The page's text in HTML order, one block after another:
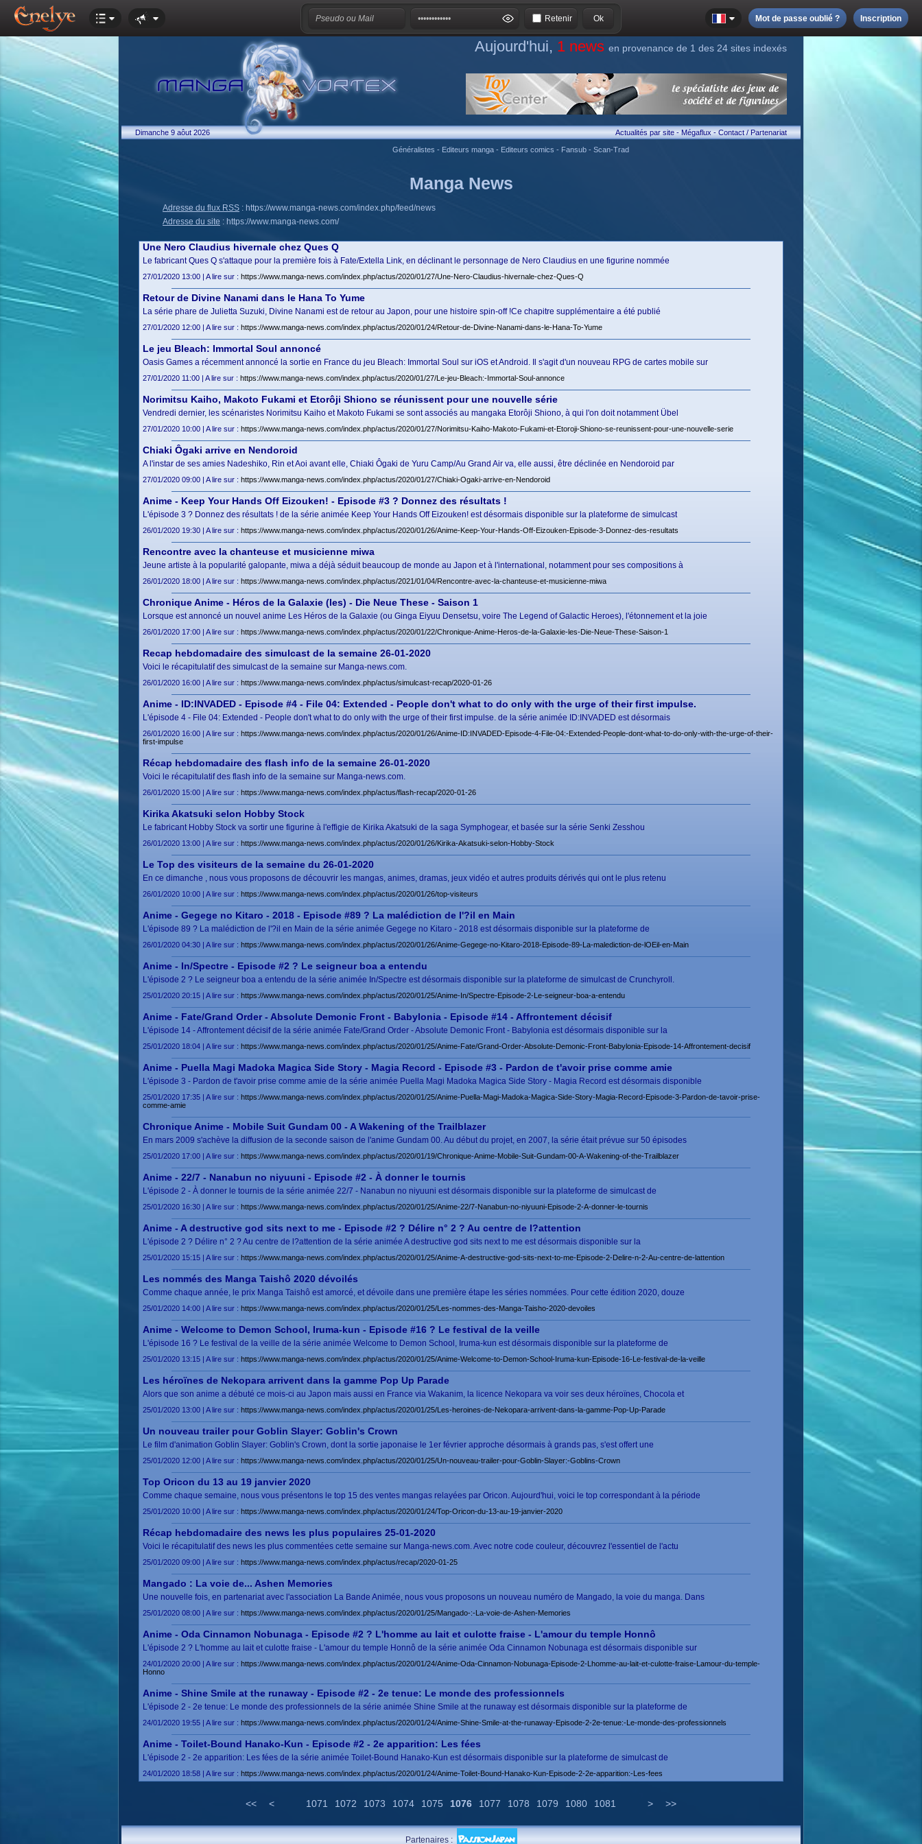
Retenir Mot de passe oublié ? Inscription
Aujourd'hui, 1 news en provenance de 1 des 24 sites indexés
Dimanche 9 aôut 2026 Actualités par site-Mégaflux-Contact / Partenariat
Généralistes - Editeurs manga - Editeurs comics - Fansub - Scan-Trad
Manga News
Adresse du flux RSS : https://www.manga-news.com/index.php/feed/news
Adresse du site : https://www.manga-news.com/
Une Nero Claudius hivernale chez Ques Q
Le fabricant Ques Q s'attaque pour la première fois à Fate/Extella Link, en déclinant le personnage de Nero Claudius en une figurine nommée
27/01/2020 13:00 | A lire sur : https://www.manga-news.com/index.php/actus/2020/01/27/Une-Nero-Claudius-hivernale-chez-Ques-Q
Retour de Divine Nanami dans le Hana To Yume
La série phare de Julietta Suzuki, Divine Nanami est de retour au Japon, pour une histoire spin-off !Ce chapitre supplémentaire a été publié
27/01/2020 12:00 | A lire sur : https://www.manga-news.com/index.php/actus/2020/01/24/Retour-de-Divine-Nanami-dans-le-Hana-To-Yume
Le jeu Bleach: Immortal Soul annoncé
Oasis Games a récemment annoncé la sortie en France du jeu Bleach: Immortal Soul sur iOS et Android. Il s'agit d'un nouveau RPG de cartes mobile sur
27/01/2020 11:00 | A lire sur : https://www.manga-news.com/index.php/actus/2020/01/27/Le-jeu-Bleach:-Immortal-Soul-annonce
Norimitsu Kaiho, Makoto Fukami et Etorôji Shiono se réunissent pour une nouvelle série
Vendredi dernier, les scénaristes Norimitsu Kaiho et Makoto Fukami se sont associés au mangaka Etorôji Shiono, à qui l'on doit notamment Übel
27/01/2020 10:00 | A lire sur : https://www.manga-news.com/index.php/actus/2020/01/27/Norimitsu-Kaiho-Makoto-Fukami-et-Etoroji-Shiono-se-reunissent-pour-une-nouvelle-serie
Chiaki Ôgaki arrive en Nendoroid
A l'instar de ses amies Nadeshiko, Rin et Aoi avant elle, Chiaki Ôgaki de Yuru Camp/Au Grand Air va, elle aussi, être déclinée en Nendoroid par
27/01/2020 09:00 | A lire sur : https://www.manga-news.com/index.php/actus/2020/01/27/Chiaki-Ogaki-arrive-en-Nendoroid
Anime - Keep Your Hands Off Eizouken! - Episode #3 ? Donnez des résultats !
L'épisode 3 ? Donnez des résultats ! de la série animée Keep Your Hands Off Eizouken! est désormais disponible sur la plateforme de simulcast
26/01/2020 19:30 | A lire sur : https://www.manga-news.com/index.php/actus/2020/01/26/Anime-Keep-Your-Hands-Off-Eizouken-Episode-3-Donnez-des-resultats
Rencontre avec la chanteuse et musicienne miwa
Jeune artiste à la popularité galopante, miwa a déjà séduit beaucoup de monde au Japon et à l'international, notamment pour ses compositions à
26/01/2020 18:00 | A lire sur : https://www.manga-news.com/index.php/actus/2021/01/04/Rencontre-avec-la-chanteuse-et-musicienne-miwa
Chronique Anime - Héros de la Galaxie (les) - Die Neue These - Saison 1
Lorsque est annoncé un nouvel anime Les Héros de la Galaxie (ou Ginga Eiyuu Densetsu, voire The Legend of Galactic Heroes), l'étonnement et la joie
26/01/2020 17:00 | A lire sur : https://www.manga-news.com/index.php/actus/2020/01/22/Chronique-Anime-Heros-de-la-Galaxie-les-Die-Neue-These-Saison-1
Recap hebdomadaire des simulcast de la semaine 26-01-2020
Voici le récapitulatif des simulcast de la semaine sur Manga-news.com.
26/01/2020 16:00 | A lire sur : https://www.manga-news.com/index.php/actus/simulcast-recap/2020-01-26
Anime - ID:INVADED - Episode #4 - File 04: Extended - People don't what to do only with the urge of their first impulse.
L'épisode 4 - File 04: Extended - People don't what to do only with the urge of their first impulse. de la série animée ID:INVADED est désormais
26/01/2020 16:00 | A lire sur : https://www.manga-news.com/index.php/actus/2020/01/26/Anime-ID:INVADED-Episode-4-File-04:-Extended-People-dont-what-to-do-only-with-the-urge-of-their-
first-impulse
Récap hebdomadaire des flash info de la semaine 26-01-2020
Voici le récapitulatif des flash info de la semaine sur Manga-news.com.
26/01/2020 15:00 | A lire sur : https://www.manga-news.com/index.php/actus/flash-recap/2020-01-26
Kirika Akatsuki selon Hobby Stock
Le fabricant Hobby Stock va sortir une figurine à l'effigie de Kirika Akatsuki de la saga Symphogear, et basée sur la série Senki Zesshou
26/01/2020 13:00 | A lire sur : https://www.manga-news.com/index.php/actus/2020/01/26/Kirika-Akatsuki-selon-Hobby-Stock
Le Top des visiteurs de la semaine du 26-01-2020
En ce dimanche , nous vous proposons de découvrir les mangas, animes, dramas, jeux vidéo et autres produits dérivés qui ont le plus retenu
26/01/2020 10:00 | A lire sur : https://www.manga-news.com/index.php/actus/2020/01/26/top-visiteurs
Anime - Gegege no Kitaro - 2018 - Episode #89 ? La malédiction de l'?il en Main
L'épisode 89 ? La malédiction de l'?il en Main de la série animée Gegege no Kitaro - 2018 est désormais disponible sur la plateforme de
26/01/2020 04:30 | A lire sur : https://www.manga-news.com/index.php/actus/2020/01/26/Anime-Gegege-no-Kitaro-2018-Episode-89-La-malediction-de-lOEil-en-Main
Anime - In/Spectre - Episode #2 ? Le seigneur boa a entendu
L'épisode 2 ? Le seigneur boa a entendu de la série animée In/Spectre est désormais disponible sur la plateforme de simulcast de Crunchyroll.
25/01/2020 20:15 | A lire sur : https://www.manga-news.com/index.php/actus/2020/01/25/Anime-In/Spectre-Episode-2-Le-seigneur-boa-a-entendu
Anime - Fate/Grand Order - Absolute Demonic Front - Babylonia - Episode #14 - Affrontement décisif
L'épisode 14 - Affrontement décisif de la série animée Fate/Grand Order - Absolute Demonic Front - Babylonia est désormais disponible sur la
25/01/2020 18:04 | A lire sur : https://www.manga-news.com/index.php/actus/2020/01/25/Anime-Fate/Grand-Order-Absolute-Demonic-Front-Babylonia-Episode-14-Affrontement-decisif
Anime - Puella Magi Madoka Magica Side Story - Magia Record - Episode #3 - Pardon de t'avoir prise comme amie
L'épisode 3 - Pardon de t'avoir prise comme amie de la série animée Puella Magi Madoka Magica Side Story - Magia Record est désormais disponible
25/01/2020 17:35 | A lire sur : https://www.manga-news.com/index.php/actus/2020/01/25/Anime-Puella-Magi-Madoka-Magica-Side-Story-Magia-Record-Episode-3-Pardon-de-tavoir-prise-
comme-amie
Chronique Anime - Mobile Suit Gundam 00 - A Wakening of the Trailblazer
En mars 2009 s'achève la diffusion de la seconde saison de l'anime Gundam 00. Au début du projet, en 2007, la série était prévue sur 50 épisodes
25/01/2020 17:00 | A lire sur : https://www.manga-news.com/index.php/actus/2020/01/19/Chronique-Anime-Mobile-Suit-Gundam-00-A-Wakening-of-the-Trailblazer
Anime - 22/7 - Nanabun no niyuuni - Episode #2 - À donner le tournis
L'épisode 2 - À donner le tournis de la série animée 22/7 - Nanabun no niyuuni est désormais disponible sur la plateforme de simulcast de
25/01/2020 16:30 | A lire sur : https://www.manga-news.com/index.php/actus/2020/01/25/Anime-22/7-Nanabun-no-niyuuni-Episode-2-A-donner-le-tournis
Anime - A destructive god sits next to me - Episode #2 ? Délire n° 2 ? Au centre de l?attention
L'épisode 2 ? Délire n° 2 ? Au centre de l?attention de la série animée A destructive god sits next to me est désormais disponible sur la
25/01/2020 15:15 | A lire sur : https://www.manga-news.com/index.php/actus/2020/01/25/Anime-A-destructive-god-sits-next-to-me-Episode-2-Delire-n-2-Au-centre-de-lattention
Les nommés des Manga Taishô 2020 dévoilés
Comme chaque année, le prix Manga Taishô est amorcé, et dévoile dans une première étape les séries nommées. Pour cette édition 2020, douze
25/01/2020 14:00 | A lire sur : https://www.manga-news.com/index.php/actus/2020/01/25/Les-nommes-des-Manga-Taisho-2020-devoiles
Anime - Welcome to Demon School, Iruma-kun - Episode #16 ? Le festival de la veille
L'épisode 16 ? Le festival de la veille de la série animée Welcome to Demon School, Iruma-kun est désormais disponible sur la plateforme de
25/01/2020 13:15 | A lire sur : https://www.manga-news.com/index.php/actus/2020/01/25/Anime-Welcome-to-Demon-School-Iruma-kun-Episode-16-Le-festival-de-la-veille
Les héroïnes de Nekopara arrivent dans la gamme Pop Up Parade
Alors que son anime a débuté ce mois-ci au Japon mais aussi en France via Wakanim, la licence Nekopara va voir ses deux héroïnes, Chocola et
25/01/2020 13:00 | A lire sur : https://www.manga-news.com/index.php/actus/2020/01/25/Les-heroines-de-Nekopara-arrivent-dans-la-gamme-Pop-Up-Parade
Un nouveau trailer pour Goblin Slayer: Goblin's Crown
Le film d'animation Goblin Slayer: Goblin's Crown, dont la sortie japonaise le 1er février approche désormais à grands pas, s'est offert une
25/01/2020 12:00 | A lire sur : https://www.manga-news.com/index.php/actus/2020/01/25/Un-nouveau-trailer-pour-Goblin-Slayer:-Goblins-Crown
Top Oricon du 13 au 19 janvier 2020
Comme chaque semaine, nous vous présentons le top 15 des ventes mangas relayées par Oricon. Aujourd'hui, voici le top correspondant à la période
25/01/2020 10:00 | A lire sur : https://www.manga-news.com/index.php/actus/2020/01/24/Top-Oricon-du-13-au-19-janvier-2020
Récap hebdomadaire des news les plus populaires 25-01-2020
Voici le récapitulatif des news les plus commentées cette semaine sur Manga-news.com. Avec notre code couleur, découvrez l'essentiel de l'actu
25/01/2020 09:00 | A lire sur : https://www.manga-news.com/index.php/actus/recap/2020-01-25
Mangado : La voie de... Ashen Memories
Une nouvelle fois, en partenariat avec l'association La Bande Animée, nous vous proposons un nouveau numéro de Mangado, la voie du manga. Dans
25/01/2020 08:00 | A lire sur : https://www.manga-news.com/index.php/actus/2020/01/25/Mangado-:-La-voie-de-Ashen-Memories
Anime - Oda Cinnamon Nobunaga - Episode #2 ? L'homme au lait et culotte fraise - L'amour du temple Honnô
L'épisode 2 ? L'homme au lait et culotte fraise - L'amour du temple Honnô de la série animée Oda Cinnamon Nobunaga est désormais disponible sur
24/01/2020 20:00 | A lire sur : https://www.manga-news.com/index.php/actus/2020/01/24/Anime-Oda-Cinnamon-Nobunaga-Episode-2-Lhomme-au-lait-et-culotte-fraise-Lamour-du-temple-
Honno
Anime - Shine Smile at the runaway - Episode #2 - 2e tenue: Le monde des professionnels
L'épisode 2 - 2e tenue: Le monde des professionnels de la série animée Shine Smile at the runaway est désormais disponible sur la plateforme de
24/01/2020 19:55 | A lire sur : https://www.manga-news.com/index.php/actus/2020/01/24/Anime-Shine-Smile-at-the-runaway-Episode-2-2e-tenue:-Le-monde-des-professionnels
Anime - Toilet-Bound Hanako-Kun - Episode #2 - 2e apparition: Les fées
L'épisode 2 - 2e apparition: Les fées de la série animée Toilet-Bound Hanako-Kun est désormais disponible sur la plateforme de simulcast de
24/01/2020 18:58 | A lire sur : https://www.manga-news.com/index.php/actus/2020/01/24/Anime-Toilet-Bound-Hanako-Kun-Episode-2-2e-apparition:-Les-fees
<< < 1071 1072 1073 1074 1075 1076 1077 1078 1079 1080 1081 > >>
Partenaires :